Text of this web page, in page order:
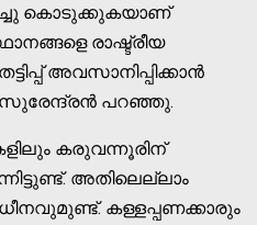
കൊടുക്കുകയാണ്
രാഷ്ട്രീയ
അവസാനിപ്പിക്കാന്‍
പറഞ്ഞു.
കരുവന്നൂരിന്
അതിലെല്ലാം
കള്ളപ്പണക്കാരും